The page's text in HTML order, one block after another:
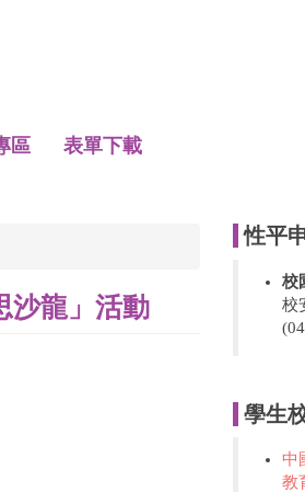
區 表單下載
沙龍」活動
性平
校
校
學生
中
教